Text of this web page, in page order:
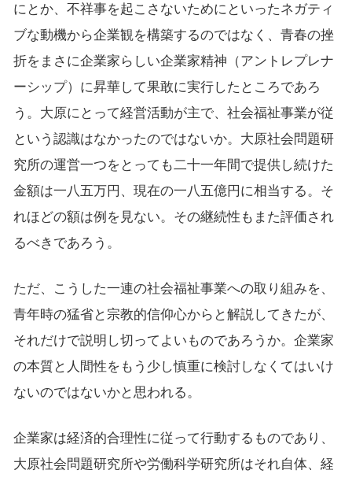
にとか、不祥事を起こさないためにといったネガティ
ブな動機から企業観を構築するのではなく、青春の挫
折をまさに企業家らしい企業家精神（アントレプレナ
ーシップ）に昇華して果敢に実行したところであろ
う。大原にとって経営活動が主で、社会福祉事業が従
という認識はなかったのではないか。大原社会問題研
究所の運営一つをとっても二十一年間で提供し続けた
金額は一八五万円、現在の一八五億円に相当する。そ
れほどの額は例を見ない。その継続性もまた評価され
るべきであろう。
ただ、こうした一連の社会福祉事業への取り組みを、
青年時の猛省と宗教的信仰心からと解説してきたが、
それだけで説明し切ってよいものであろうか。企業家
の本質と人間性をもう少し慎重に検討しなくてはいけ
ないのではないかと思われる。
企業家は経済的合理性に従って行動するものであり、
大原社会問題研究所や労働科学研究所はそれ自体、経